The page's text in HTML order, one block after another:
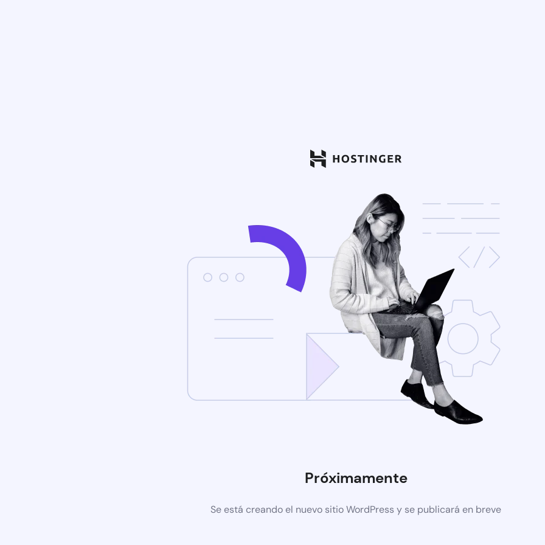
Próximamente
Se está creando el nuevo sitio WordPress y se publicará en breve